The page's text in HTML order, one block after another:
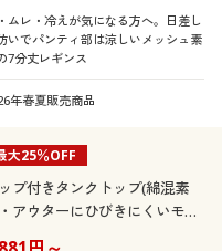
ムレ・冷えが気になる方へ。日差し
いでパンティ部は涼しいメッシュ素
7分丈レギンス
年春夏販売商品
大25％OFF
プ付きタンクトップ(綿混素
アウターにひびきにくいモー